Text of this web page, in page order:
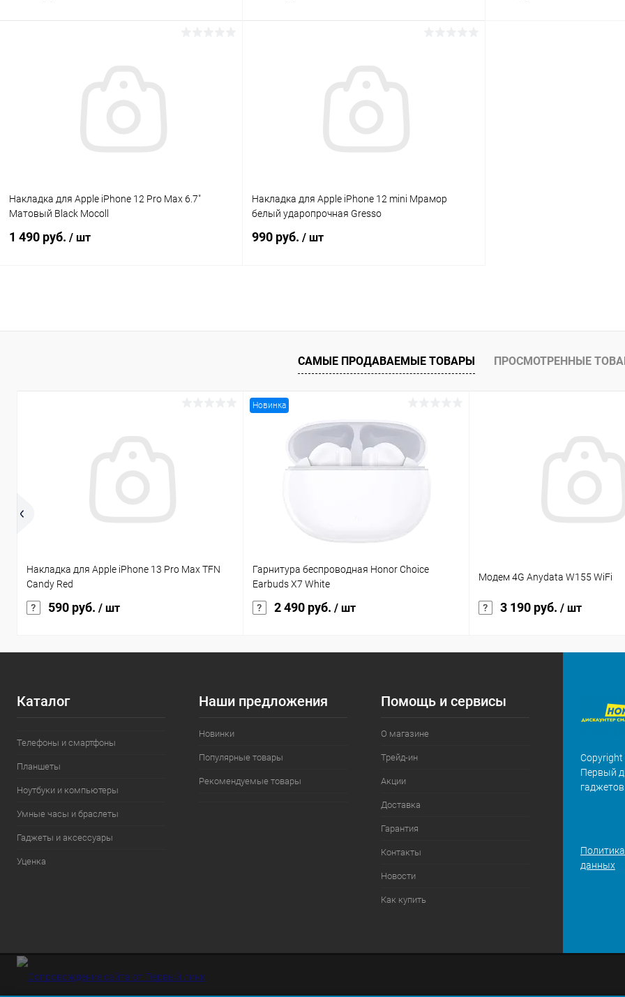
Накладка для Apple iPhone 12 Pro Max 6.7"
Матовый Black Mocoll
1 490 руб. / шт
К сравнению
Накладка для Apple iPhone 12 mini Мрамор
белый ударопрочная Gresso
990 руб. / шт
К сравнению
В избранное В наличии
САМЫЕ ПРОДАВАЕМЫЕ ТОВАРЫ ПРОСМОТРЕННЫЕ
Накладка для Apple iPhone 13 Pro Max TFN
Candy Red
590 руб. / шт
Новинка
Гарнитура беспроводная Honor Choice
Earbuds X7 White
2 490 руб. / шт
Модем 4G Anydata W155 WiFi
3 190 руб. / шт
Каталог
Телефоны и смартфоны
Планшеты
Ноутбуки и компьютеры
Умные часы и браслеты
Гаджеты и аксессуары
Уценка
Наши предложения
Новинки
Популярные товары
Рекомендуемые товары
Помощь и сервисы
О магазине
Трейд-ин
Акции
Доставка
Гарантия
Контакты
Новости
Как купить
Copyright
Первый
данных